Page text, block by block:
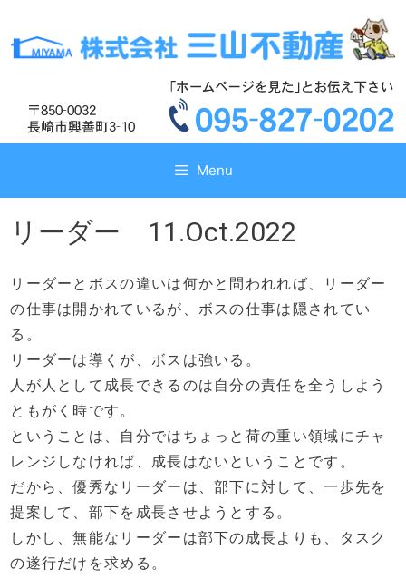
テ
ス
テ
ス
Menu
リーダー 11.Oct.2022
リーダーとボスの違いは何かと問われれば、リーダー
の仕事は開かれているが、ボスの仕事は隠されてい
る。
リーダーは導くが、ボスは強いる。
人が人として成長できるのは自分の責任を全うしよう
ともがく時です。
ということは、自分ではちょっと荷の重い領域にチャ
レンジしなければ、成長はないということです。
だから、優秀なリーダーは、部下に対して、一歩先を
提案して、部下を成長させようとする。
しかし、無能なリーダーは部下の成長よりも、タスク
の遂行だけを求める。